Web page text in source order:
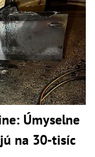
Úmyselne
na 30-tisíc